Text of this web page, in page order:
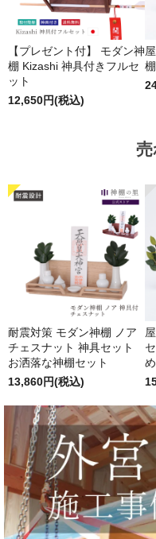
【プレゼント付】 モダン神
棚 Kizashi 神具付きフルセ
ット
12,650円(税込)
耐震対策 モダン神棚 ノア
チェスナット 神具セット
お洒落な神棚セット
13,860円(税込)